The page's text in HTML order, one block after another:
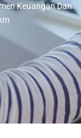
Keuangan Dan